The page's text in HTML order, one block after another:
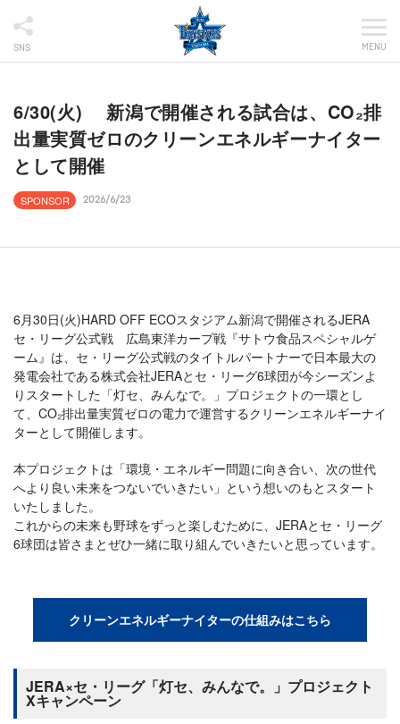
SNS MENU
6/30(火) 新潟で開催される試合は、CO₂排
出量実質ゼロのクリーンエネルギーナイター
として開催
SPONSOR 2026/6/23
6月30日(火)HARD OFF ECOスタジアム新潟で開催されるJERA
セ・リーグ公式戦 広島東洋カープ戦『サトウ食品スペシャルゲ
ーム』は、セ・リーグ公式戦のタイトルパートナーで日本最大の
発電会社である株式会社JERAとセ・リーグ6球団が今シーズンよ
りスタートした「灯セ、みんなで。」プロジェクトの一環とし
て、CO₂排出量実質ゼロの電力で運営するクリーンエネルギーナイ
ターとして開催します。
本プロジェクトは「環境・エネルギー問題に向き合い、次の世代
へより良い未来をつないでいきたい」という想いのもとスタート
いたしました。
これからの未来も野球をずっと楽しむために、JERAとセ・リーグ
6球団は皆さまとぜひ一緒に取り組んでいきたいと思っています。
クリーンエネルギーナイターの仕組みはこちら
JERA×セ・リーグ「灯セ、みんなで。」プロジェクト
Xキャンペーン